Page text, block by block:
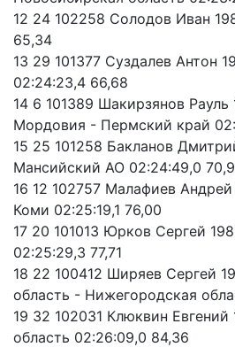
12 24 102258 Солодов Иван
65,34
13 29 101377 Суздалев Антон
02:24:23,4 66,68
14 6 101389 Шакирзянов Рауль
Мордовия - Пермский край
15 25 101258 Бакланов
Мансийский АО 02:24:49,0
16 12 102757 Малафиев
Коми 02:25:19,1 76,00
17 20 101013 Юрков Сергей
02:25:29,3 77,71
18 22 100412 Ширяев Сергей
область - Нижегородская
19 32 102031 Клюквин
область 02:26:09,0 84,36